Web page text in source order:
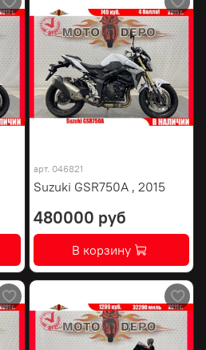
арт. 046821
Suzuki GSR750A , 2015
480000 руб
В корзину